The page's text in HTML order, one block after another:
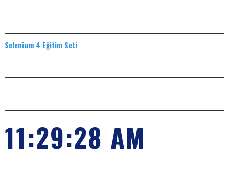
Selenium 4 Eğitim Seti
11:29:29 AM